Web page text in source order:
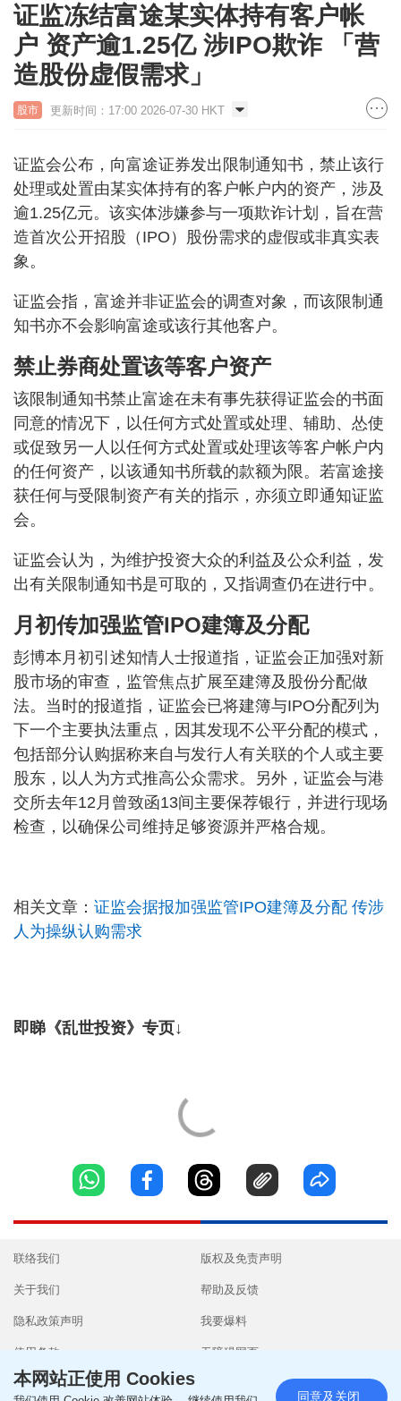
证监冻结富途某实体持有客户帐
户 资产逾1.25亿 涉IPO欺诈 「营
造股份虚假需求」
股市 更新时间：17:00 2026-07-30 HKT
证监会公布，向富途证券发出限制通知书，禁止该行
处理或处置由某实体持有的客户帐户内的资产，涉及
逾1.25亿元。该实体涉嫌参与一项欺诈计划，旨在营
造首次公开招股（IPO）股份需求的虚假或非真实表
象。
证监会指，富途并非证监会的调查对象，而该限制通
知书亦不会影响富途或该行其他客户。
禁止券商处置该等客户资产
该限制通知书禁止富途在未有事先获得证监会的书面
同意的情况下，以任何方式处置或处理、辅助、怂使
或促致另一人以任何方式处置或处理该等客户帐户内
的任何资产，以该通知书所载的款额为限。若富途接
获任何与受限制资产有关的指示，亦须立即通知证监
会。
证监会认为，为维护投资大众的利益及公众利益，发
出有关限制通知书是可取的，又指调查仍在进行中。
月初传加强监管IPO建簿及分配
彭博本月初引述知情人士报道指，证监会正加强对新
股市场的审查，监管焦点扩展至建簿及股份分配做
法。当时的报道指，证监会已将建簿与IPO分配列为
下一个主要执法重点，因其发现不公平分配的模式，
包括部分认购据称来自与发行人有关联的个人或主要
股东，以人为方式推高公众需求。另外，证监会与港
交所去年12月曾致函13间主要保荐银行，并进行现场
检查，以确保公司维持足够资源并严格合规。
相关文章： 证监会据报加强监管IPO建簿及分配 传涉
人为操纵认购需求
即睇《乱世投资》专页↓
联络我们
关于我们
隐私政策声明
使用条款
版权及免责声明
帮助及反馈
我要爆料
无障碍网页
本网站正使用 Cookies
同意及关闭